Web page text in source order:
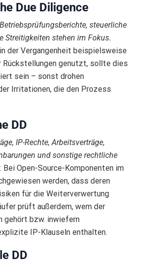
Due Diligence
steuerliche
Streitigkeiten stehen im Fokus.
der Vergangenheit beispielsweise
Rückstellungen genutzt, sollte dies
sein – sonst drohen
Irritationen, die den Prozess
DD
IP-Rechte, Arbeitsverträge,
und sonstige rechtliche
Bei Open-Source-Komponenten im
werden, dass deren
für die Weiterverwertung
prüft außerdem, wem der
gehört bzw. inwiefern
IP-Klauseln enthalten.
DD